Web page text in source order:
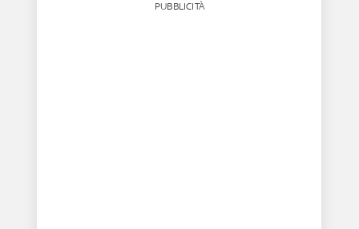
PUBBLICITÀ